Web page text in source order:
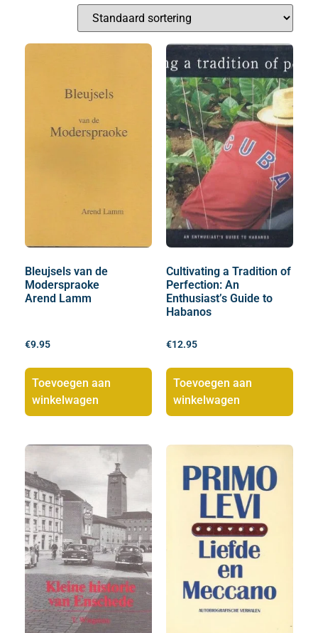
Bleujsels van de
Moderspraoke
Arend Lamm
€9.95
Toevoegen aan
winkelwagen
Cultivating a Tradition of
Perfection: An
Enthusiast’s Guide to
Habanos
€12.95
Toevoegen aan
winkelwagen